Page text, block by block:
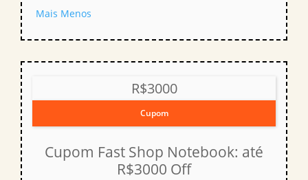
Mais Menos
R$3000
Cupom
Cupom Fast Shop Notebook: até
R$3000 Off